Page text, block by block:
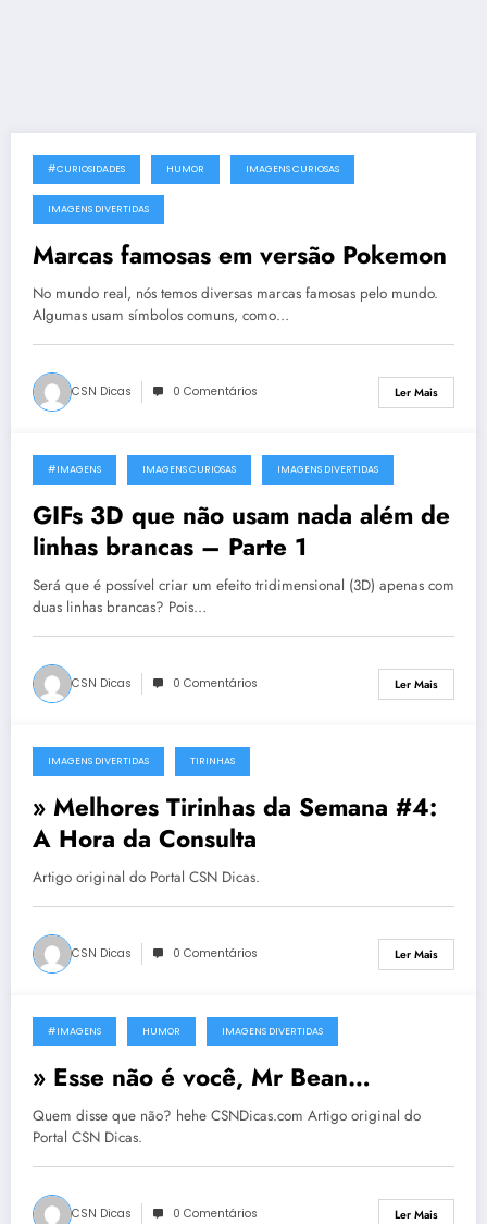
16 de Novembro, 2015
#CURIOSIDADES HUMOR IMAGENS CURIOSAS
IMAGENS DIVERTIDAS
Marcas famosas em versão Pokemon
No mundo real, nós temos diversas marcas famosas pelo mundo.
Algumas usam símbolos comuns, como…
CSN Dicas 0 Comentários Ler Mais
1 de Março, 2014
#IMAGENS IMAGENS CURIOSAS IMAGENS DIVERTIDAS
GIFs 3D que não usam nada além de
linhas brancas – Parte 1
Será que é possível criar um efeito tridimensional (3D) apenas com
duas linhas brancas? Pois…
CSN Dicas 0 Comentários Ler Mais
20 de Março, 2012
IMAGENS DIVERTIDAS TIRINHAS
» Melhores Tirinhas da Semana #4:
A Hora da Consulta
Artigo original do Portal CSN Dicas.
CSN Dicas 0 Comentários Ler Mais
1 de Março, 2012
#IMAGENS HUMOR IMAGENS DIVERTIDAS
» Esse não é você, Mr Bean…
Quem disse que não? hehe CSNDicas.com Artigo original do
Portal CSN Dicas.
CSN Dicas 0 Comentários Ler Mais